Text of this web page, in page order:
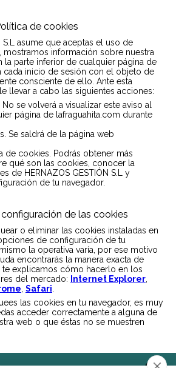
de cookies
S.L asume que aceptas el uso de
mostramos información sobre nuestra
la parte inferior de cualquier página de
cada inicio de sesión con el objeto de
consciente de ello. Ante esta
llevar a cabo las siguientes acciones:
se volverá a visualizar este aviso al
página de lafraguahita.com durante
Se saldrá de la página web
de cookies. Podrás obtener más
qué son las cookies, conocer la
de HERNAZOS GESTIÓN S.L y
de tu navegador.
de las cookies
o eliminar las cookies instaladas en
de configuración de tu
la operativa varía, por ese motivo
encontrarás la manera exacta de
te explicamos cómo hacerlo en los
del mercado:
Internet Explorer
Safari
las cookies en tu navegador, es muy
acceder correctamente a alguna de
web o que éstas no se muestren